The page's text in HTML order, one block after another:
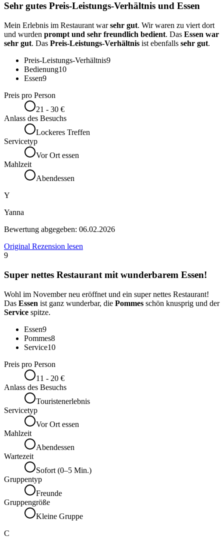
Sehr gutes Preis-Leistungs-Verhältnis und Essen
Mein Erlebnis im Restaurant warsehr gut. Wir waren zu viert dort
und wurden prompt und sehr freundlich bedient. Das Essen war
sehr gut. Das Preis-Leistungs-Verhältnis ist ebenfalls sehr gut.
Preis-Leistungs-Verhältnis9
Bedienung10
Essen9
Preis pro Person
21 - 30 €
Anlass des Besuchs
Lockeres Treffen
Servicetyp
Vor Ort essen
Mahlzeit
Abendessen
Y
Yanna
Bewertung abgegeben: 06.02.2026
Original Rezension lesen
9
Super nettes Restaurant mit wunderbarem Essen!
Wohl im November neu eröffnet und ein super nettes Restaurant!
Das Essen ist ganz wunderbar, die Pommes schön knusprig und der
Service spitze.
Essen9
Pommes8
Service10
Preis pro Person
11 - 20 €
Anlass des Besuchs
Touristenerlebnis
Servicetyp
Vor Ort essen
Mahlzeit
Abendessen
Wartezeit
Sofort (0–5 Min.)
Gruppentyp
Freunde
Gruppengröße
Kleine Gruppe
C